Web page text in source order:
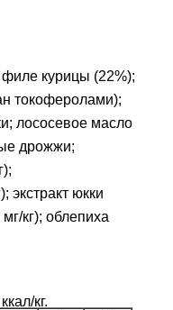
курицы (22%);
токоферолами);
лососевое масло
дрожжи;
экстракт юкки
кг); облепиха
кг.